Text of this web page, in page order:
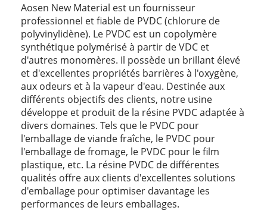
Aosen New Material est un fournisseur
professionnel et fiable de PVDC (chlorure de
polyvinylidène). Le PVDC est un copolymère
synthétique polymérisé à partir de VDC et
d'autres monomères. Il possède un brillant élevé
et d'excellentes propriétés barrières à l'oxygène,
aux odeurs et à la vapeur d'eau. Destinée aux
différents objectifs des clients, notre usine
développe et produit de la résine PVDC adaptée à
divers domaines. Tels que le PVDC pour
l'emballage de viande fraîche, le PVDC pour
l'emballage de fromage, le PVDC pour le film
plastique, etc. La résine PVDC de différentes
qualités offre aux clients d'excellentes solutions
d'emballage pour optimiser davantage les
performances de leurs emballages.